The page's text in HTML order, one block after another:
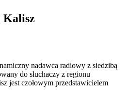
Kalisz
nadawca radiowy z siedzibą
do słuchaczy z regionu
jest czołowym przedstawicielem